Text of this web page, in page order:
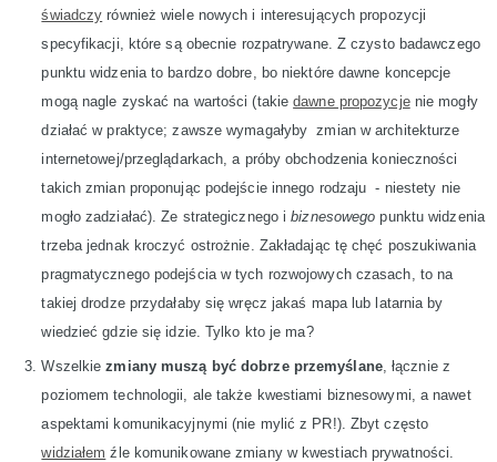
świadczy również wiele nowych i interesujących propozycji
specyfikacji, które są obecnie rozpatrywane. Z czysto badawczego
punktu widzenia to bardzo dobre, bo niektóre dawne koncepcje
mogą nagle zyskać na wartości (takiedawne propozycjenie mogły
działać w praktyce; zawsze wymagałyby zmian w architekturze
internetowej/przeglądarkach, a próby obchodzenia konieczności
takich zmian proponując podejście innego rodzaju - niestety nie
mogło zadziałać). Ze strategicznego ibiznesowego punktu widzenia
trzeba jednak kroczyć ostrożnie. Zakładając tę chęć poszukiwania
pragmatycznego podejścia w tych rozwojowych czasach, to na
takiej drodze przydałaby się wręcz jakaś mapa lub latarnia by
wiedzieć gdzie się idzie. Tylko kto je ma?
Wszelkiezmiany muszą być dobrze przemyślane, łącznie z
poziomem technologii, ale także kwestiami biznesowymi, a nawet
aspektami komunikacyjnymi (nie mylić z PR!). Zbyt często
widziałem źle komunikowane zmiany w kwestiach prywatności.